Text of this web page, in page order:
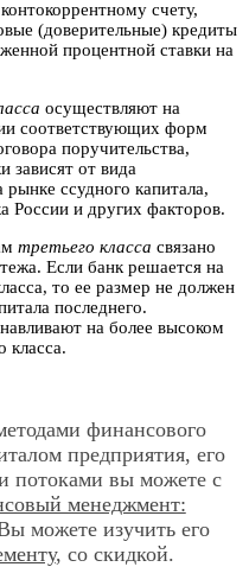
счету,
(доверительные) кредиты
процентной ставки на
осуществляют на
соответствующих форм
поручительства,
зависят от вида
ссудного капитала,
России и других факторов.
третьего класса связано
Если банк решается на
то ее размер не должен
последнего.
на более высоком
класса.
финансового
предприятия, его
потоками вы можете с
менеджмент:
можете изучить его
, со скидкой.